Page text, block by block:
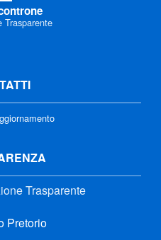
Trasparente
Trasparente
Pretorio